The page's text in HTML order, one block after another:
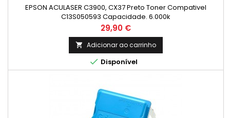
EPSON ACULASER C3900, CX37 Preto Toner Compativel
C13S050593 Capacidade. 6.000k
Preço
29,90 €
 Adicionar ao carrinho
 Disponível